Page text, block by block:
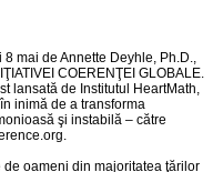
mai de Annette Deyhle, Ph.D.,
COERENŢEI GLOBALE.
lansată de Institutul HeartMath,
inimă de a transforma
şi instabilă – către
oameni din majoritatea ţărilor